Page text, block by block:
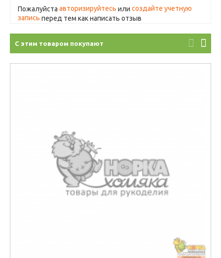
Пожалуйста авторизируйтесь или создайте учетную
запись перед тем как написать отзыв
С этим товаром покупают